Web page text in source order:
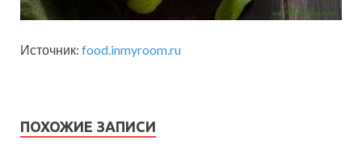
Источник: food.inmyroom.ru
ПОХОЖИЕ ЗАПИСИ